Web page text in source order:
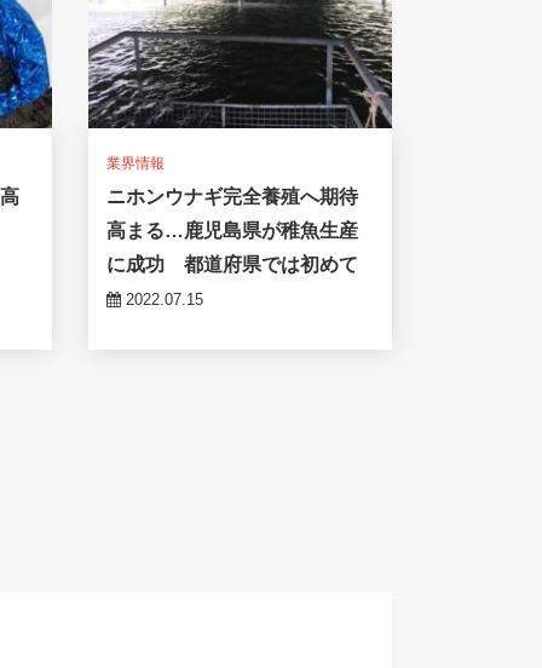
業界情報
ニホンウナギ完全養殖へ期待
高まる…鹿児島県が稚魚生産
に成功 都道府県では初めて
2022.07.15